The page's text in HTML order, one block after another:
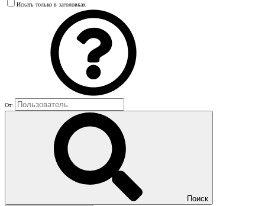
Искать только в заголовках
От:
Поиск